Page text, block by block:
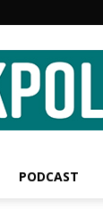
PODCAST